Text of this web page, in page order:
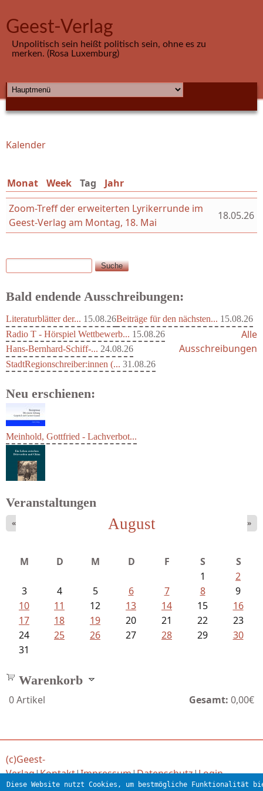
Geest-Verlag
Unpolitisch sein heißt politisch sein, ohne es zu
merken. (Rosa Luxemburg)
HAUPTMENÜ
Sie sind hier
Kalender
Monat Week Tag (aktiver Reiter)
Jahr
Zoom-Treff der erweiterten Lyrikerrunde im
Geest-Verlag am Montag, 18. Mai
18.05.26
Suchformular
Suche
Bald endende Ausschreibungen:
Literaturblätter der... 15.08.26Beiträge für den nächsten... 15.08.26
Radio T - Hörspiel Wettbewerb... 15.08.26
Hans-Bernhard-Schiff-... 24.08.26
StadtRegionschreiber:innen (... 31.08.26
Alle
Ausschreibungen
Neu erschienen:
Ein Leben zwischen Drievorden und...
Meinhold, Gottfried - Lachverbot...
Veranstaltungen
August
« »
M D M D F S
S
1
2
3
4 5 6 7 8
9
10
11 12 13 14 15
16
17
18 19 20 21 22
23
24
25 26 27 28 29
30
31
Warenkorb
0Artikel Gesamt: 0,00€
(c)Geest-
Verlag|Kontakt|Impressum|Datenschutz|Login
Diese Website nutzt Cookies, um bestmögliche Funktionalität